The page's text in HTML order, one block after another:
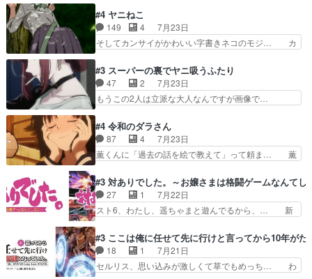
題解決特筆する事は無いが、… 今週もありがとう
ございます耳がヒクヒクな… 時計台に登ってるの
見ると挟まれないか心配…
を魔物と人間に殺された鏡の生い立ち。… 勇者た
ちを信じてアリスを預ける、鏡を信じ… 勇者パー
ティが仲間になった！？会話が通じ… 鏡の過去、
辛すぎて胸が苦しくなりました…… 最初、勇者パ
コちゃんの性別が間違えられ… 鏡の両親がモンス
ターと人間にそれぞれ命を… 胸が苦しくなるほど
鏡くんの過去がとても残…
#4 ヤニねこ
149 4
7月23日
そしてカンサイがかわいい字書きネコのモジ… カ
は『ちんこ』によってリミッターが外れ… 今回は
汚い要素あまりなく普通にギャグアニ… あとアイ
キャッチが釈迦だったの本当に最高… まー、今回
もコンプライアンス違反にどこま… 達郎のオチに
ニメが好きでも大丈夫だよ」… あんな事こんな事
いっぱいさせられちゃうこ… 妹ネコちゃんのバー
ガーにタバコ入ってるの…
#3 スーパーの裏でヤニ吸うふたり
47 2
7月23日
もうこの2人は立派な大人なんですが画像で…
こ叡智でセクシー！ミストふっかけて嗅ぎ… あい
かわらず山田さんと田山さんが同一人物… 今さら
だけどずとまよのOP合ってるね。首… 佐々木と
田山さんにロマンスの香りが漂って… 佐々木さん
「ただのヤニ仲間」から「ちゃ… 田山から消臭ミ
ストを戴いてお礼返しをして… からかったつもり
なのに、思いもよらない佐…
#4 令和のダラさん
87 4
7月23日
薫くんに「過去の話を絵で教えて」って頼ま… 薫
シリアス展開になるかと思ったら全然そ… 薫が通
うは応神町立応神北小学校一方、日向… 思ったの
と違う刺客出てきたwwただ関西弁… とエピソー
ドの進みにおどろくけど、気持ち… ①作文の定番
れしてきた。ミステリアスな… 弟くんから昔の話
を絵に描いて！と言われた… 神をも恐れぬ姉弟と
ダラさんのコメディかと…
#3 対ありでした。～お嬢さまは格闘ゲームなんてし
27 1
7月22日
スト6、わたし、遥ちゃまと遊んでるから、… 新
ぁ、こんな都合よく格ゲー女子が集まるか… 規律
違反は許さない人かと負けず嫌いの可愛… 何かに
一生懸命になっている女の子はかわい… 先の一件
で綾と美緒は親しくなる。厳しい寮… 体育会系み
#3 ここは俺に任せて先に行けと言ってから10年が
18 1
7月21日
セルリス、思い込みが激しくて草でもめっち… わ